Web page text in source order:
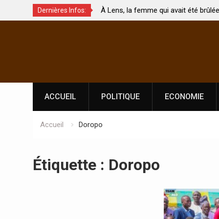
Dernières Infos:
?
À Lens, la femme qui avait été brûlée avec son bébé
par son mari est morte
ACCUEIL POLITIQUE ECONOMIE
Accueil Doropo
Étiquette : Doropo